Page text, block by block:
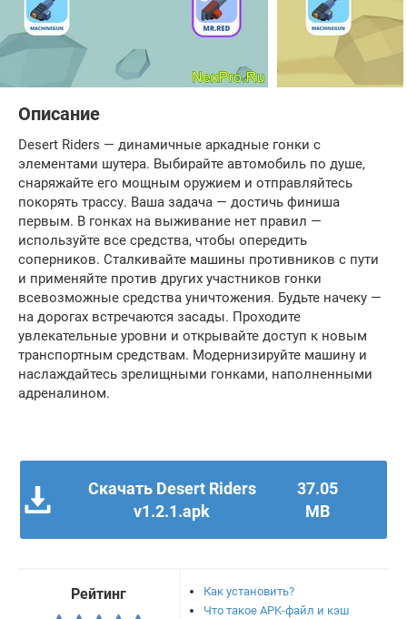
Описание
Desert Riders — динамичные аркадные гонки с
элементами шутера. Выбирайте автомобиль по душе,
снаряжайте его мощным оружием и отправляйтесь
покорять трассу. Ваша задача — достичь финиша
первым. В гонках на выживание нет правил —
используйте все средства, чтобы опередить
соперников. Сталкивайте машины противников с пути
и применяйте против других участников гонки
всевозможные средства уничтожения. Будьте начеку —
на дорогах встречаются засады. Проходите
увлекательные уровни и открывайте доступ к новым
транспортным средствам. Модернизируйте машину и
наслаждайтесь зрелищными гонками, наполненными
адреналином.
Скачать Desert Riders
v1.2.1.apk
37.05
MB
Рейтинг
Как установить?
Что такое APK-файл и кэш